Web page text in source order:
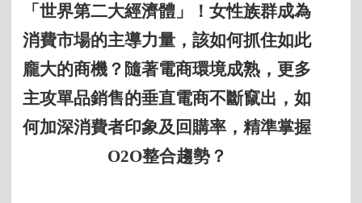
「世界第二大經濟體」！女性族群成為
消費市場的主導力量，該如何抓住如此
龐大的商機？隨著電商環境成熟，更多
主攻單品銷售的垂直電商不斷竄出，如
何加深消費者印象及回購率，精準掌握
O2O整合趨勢？